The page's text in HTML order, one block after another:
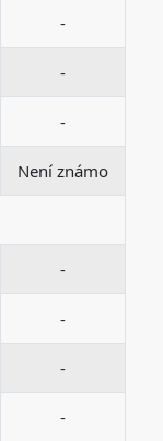
-
-
-
Není známo
-
-
-
-